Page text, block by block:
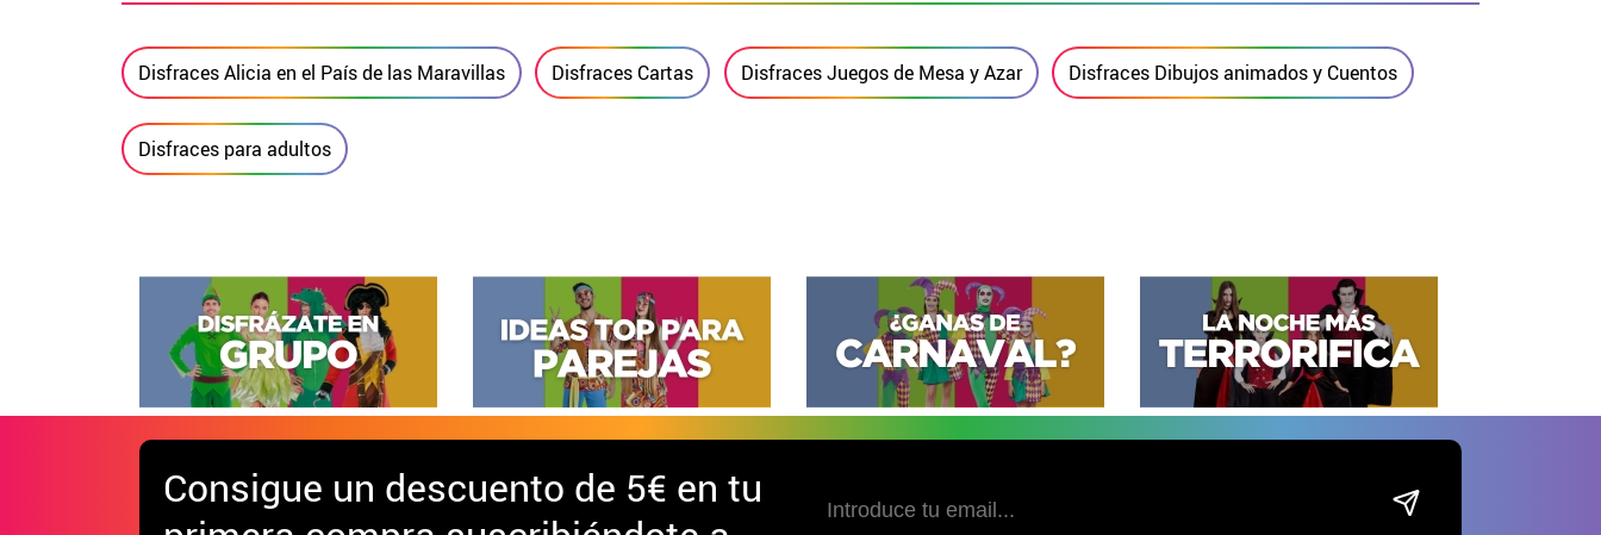
Disfraces Alicia en el País de las Maravillas Disfraces Cartas Disfraces Juegos de Mesa y Azar Disfraces Dibujos animados y Cuentos
Disfraces para adultos
Consigue un descuento de 5€ en tu